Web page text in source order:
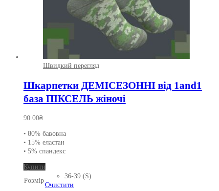
Швидкий перегляд
Шкарпетки ДЕМІСЕЗОННІ від 1and1
база ПІКСЕЛЬ жіночі
90.00₴
• 80% бавовна
• 15% еластан
• 5% спандекс
Купити
товар
має
Розмір
36-39 (S)
Очистити